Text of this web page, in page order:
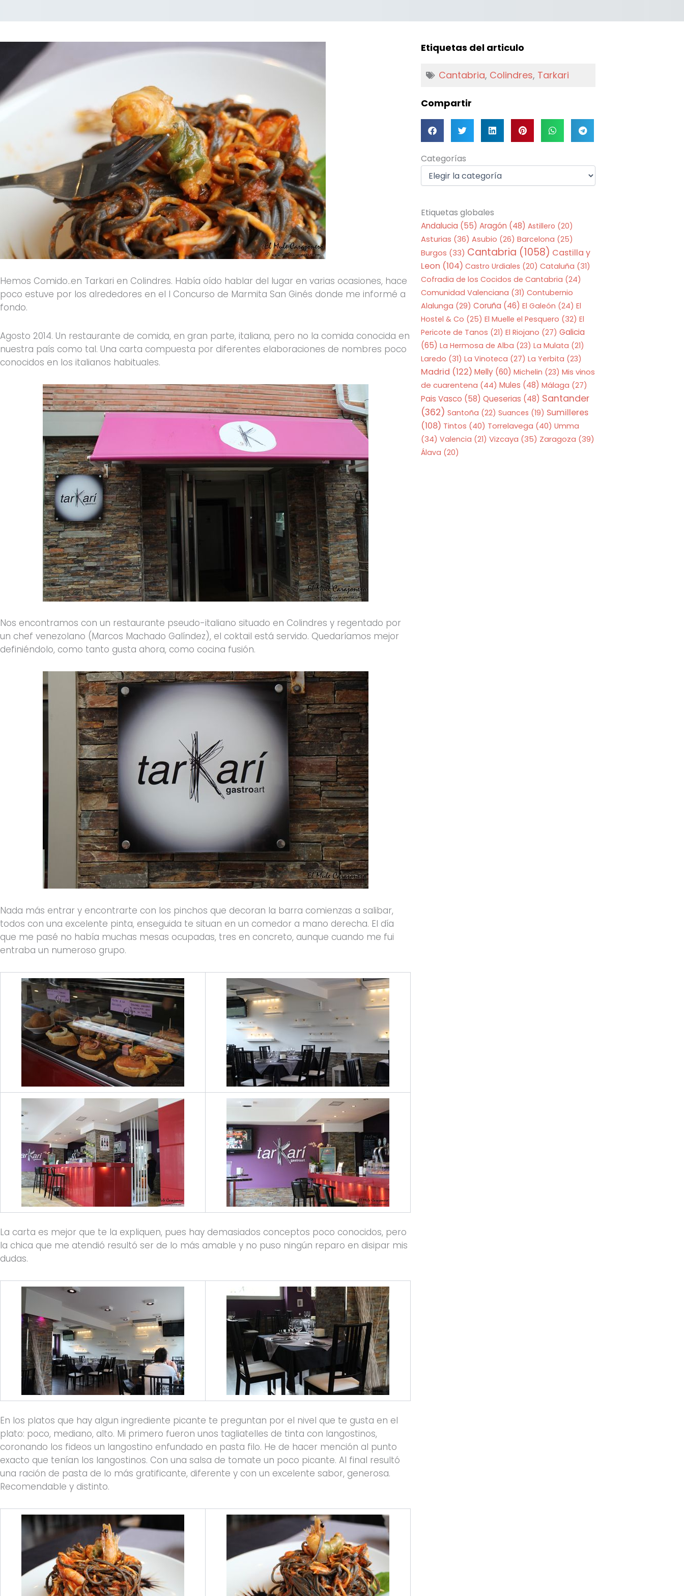
Hemos Comido..en Tarkari en Colindres. Había oído hablar del lugar en varias ocasiones, hace
poco estuve por los alrededores en el I Concurso de Marmita San Ginés donde me informé a
fondo.
Agosto 2014. Un restaurante de comida, en gran parte, italiana, pero no la comida conocida en
nuestra país como tal. Una carta compuesta por diferentes elaboraciones de nombres poco
conocidos en los italianos habituales.
Nos encontramos con un restaurante pseudo-italiano situado en Colindres y regentado por
un chef venezolano (Marcos Machado Galíndez), el coktail está servido. Quedaríamos mejor
definiéndolo, como tanto gusta ahora, como cocina fusión.
Nada más entrar y encontrarte con los pinchos que decoran la barra comienzas a salibar,
todos con una excelente pinta, enseguida te situan en un comedor a mano derecha. El día
que me pasé no había muchas mesas ocupadas, tres en concreto, aunque cuando me fui
entraba un numeroso grupo.
La carta es mejor que te la expliquen, pues hay demasiados conceptos poco conocidos, pero
la chica que me atendió resultó ser de lo más amable y no puso ningún reparo en disipar mis
dudas.
En los platos que hay algun ingrediente picante te preguntan por el nivel que te gusta en el
plato: poco, mediano, alto. Mi primero fueron unos tagliatelles de tinta con langostinos,
coronando los fideos un langostino enfundado en pasta filo. He de hacer mención al punto
exacto que tenían los langostinos. Con una salsa de tomate un poco picante. Al final resultó
una ración de pasta de lo más gratificante, diferente y con un excelente sabor, generosa.
Recomendable y distinto.
Etiquetas del articulo
Cantabria, Colindres, Tarkari
Compartir
Categorías
Categorías
Etiquetas globales
Andalucia (55) Aragón (48) Astillero (20)
Asturias (36) Asubio (26) Barcelona (25)
Burgos (33) Cantabria (1058) Castilla y
Leon (104) Castro Urdiales (20) Cataluña (31)
Cofradia de los Cocidos de Cantabria (24)
Comunidad Valenciana (31) Contubernio
Alalunga (29) Coruña (46) El Galeón (24) El
Hostel & Co (25) El Muelle el Pesquero (32) El
Pericote de Tanos (21) El Riojano (27) Galicia
(65) La Hermosa de Alba (23) La Mulata (21)
Laredo (31) La Vinoteca (27) La Yerbita (23)
Madrid (122) Melly (60) Michelin (23) Mis vinos
de cuarentena (44) Mules (48) Málaga (27)
Pais Vasco (58) Queserias (48) Santander
(362) Santoña (22) Suances (19) Sumilleres
(108) Tintos (40) Torrelavega (40) Umma
(34) Valencia (21) Vizcaya (35) Zaragoza (39)
Álava (20)